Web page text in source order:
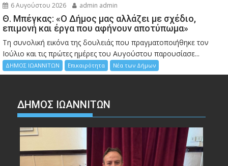
6 Αυγούστου 2026 admin admin
Θ. Μπέγκας: «Ο Δήμος μας αλλάζει με σχέδιο,
επιμονή και έργα που αφήνουν αποτύπωμα»
Τη συνολική εικόνα της δουλειάς που πραγματοποιήθηκε τον
Ιούλιο και τις πρώτες ημέρες του Αυγούστου παρουσίασε...
ΔΗΜΟΣ ΙΩΑΝΝΙΤΩΝ Επικαιρότητα Νέα των Δήμων
ΔΗΜΟΣ ΙΩΑΝΝΙΤΩΝ